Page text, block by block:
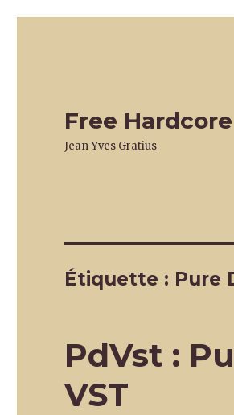
Free
Jean-Yves Gratius
Étiquette : Pure
PdVst :
VST